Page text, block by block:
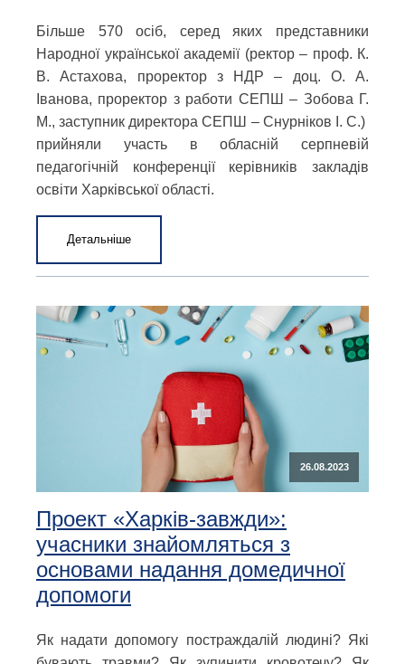
Більше 570 осіб, серед яких представники
Народної української академії (ректор – проф. К.
В. Астахова, проректор з НДР – доц. О. А.
Іванова, проректор з работи СЕПШ – Зобова Г.
М., заступник директора СЕПШ – Снурніков І. С.)
прийняли участь в обласній серпневій
педагогічній конференції керівників закладів
освіти Харківської області.
Детальніше
26.08.2023
Проект «Харків-завжди»:
учасники знайомляться з
основами надання домедичної
допомоги
Як надати допомогу постраждалій людині? Які